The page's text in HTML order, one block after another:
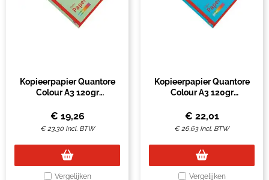
Kopieerpapier Quantore
Colour A3 120gr
€ 19,26
€23,30 Incl. BTW
Vergelijken
Kopieerpapier Quantore
Colour A3 120gr
€ 22,01
€26,63 Incl. BTW
Vergelijken